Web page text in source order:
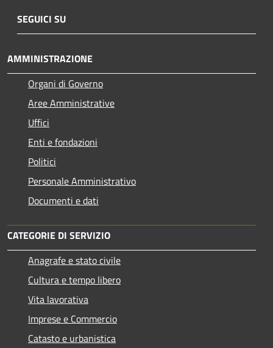
SEGUICI SU
AMMINISTRAZIONE
Organi di Governo
Aree Amministrative
Uffici
Enti e fondazioni
Politici
Personale Amministrativo
Documenti e dati
CATEGORIE DI SERVIZIO
Anagrafe e stato civile
Cultura e tempo libero
Vita lavorativa
Imprese e Commercio
Catasto e urbanistica